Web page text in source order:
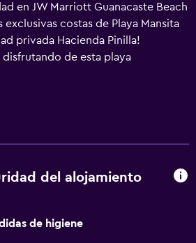
en JW Marriott Guanacaste Beach
exclusivas costas de Playa Mansita
privada Hacienda Pinilla!
disfrutando de esta playa
con cócteles artesanales y
atardeceres. Sumérjase en
y un encanto auténtico.
le espera para que disfrute de un
del alojamiento
de higiene